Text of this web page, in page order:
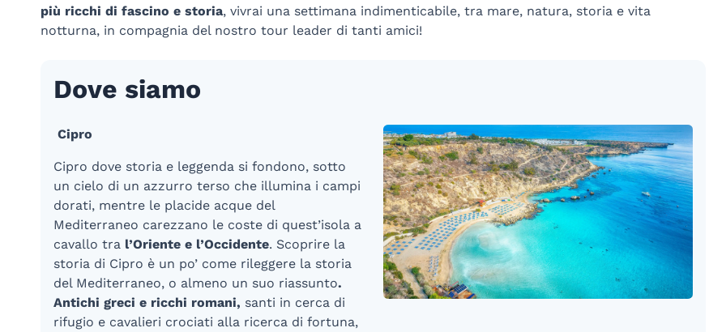
più ricchi di fascino e storia, vivrai una settimana indimenticabile, tra mare, natura, storia e vita
notturna, in compagnia del nostro tour leader di tanti amici!
Dove siamo
Cipro
Cipro dove storia e leggenda si fondono, sotto
un cielo di un azzurro terso che illumina i campi
dorati, mentre le placide acque del
Mediterraneo carezzano le coste di quest’isola a
cavallo tra l’Oriente e l’Occidente. Scoprire la
storia di Cipro è un po’ come rileggere la storia
del Mediterraneo, o almeno un suo riassunto.
Antichi greci e ricchi romani, santi in cerca di
rifugio e cavalieri crociati alla ricerca di fortuna,